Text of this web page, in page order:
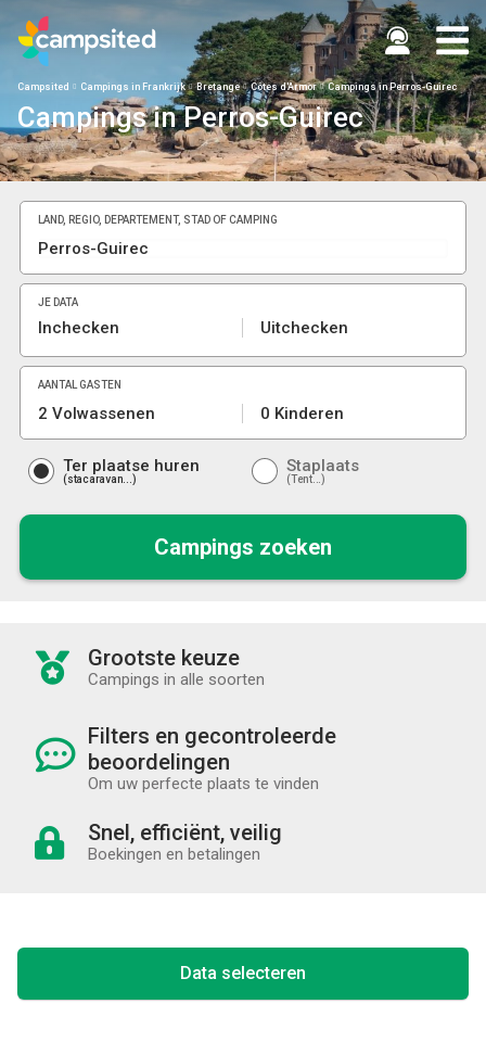
Campsited Campings in Frankrijk Bretange Côtes d'Armor Campings in Perros-Guirec
Campings in Perros-Guirec
LAND, REGIO, DEPARTEMENT, STAD OF CAMPING
JE DATA
Inchecken Uitchecken
AANTAL GASTEN
2 Volwassenen 0 Kinderen
Ter plaatse huren
stacaravan...
Staplaats
Tent...
Campings zoeken
Grootste keuze
Campings in alle soorten
Filters en gecontroleerde
beoordelingen
Om uw perfecte plaats te vinden
Snel, efficiënt, veilig
Boekingen en betalingen
Data selecteren